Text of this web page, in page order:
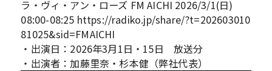
ラ・ヴィ・アン・ローズ FM AICHI 2026/3/1(日)
08:00-08:25 https://radiko.jp/share/?t=202603010
81025&sid=FMAICHI
・出演日：2026年3月1日・15日 放送分
・出演者：加藤里奈・杉本健（弊社代表）